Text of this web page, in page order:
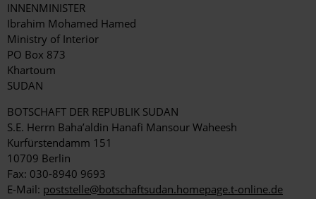
INNENMINISTER
Ibrahim Mohamed Hamed
Ministry of Interior
PO Box 873
Khartoum
SUDAN
BOTSCHAFT DER REPUBLIK SUDAN
S.E. Herrn Baha’aldin Hanafi Mansour Waheesh
Kurfürstendamm 151
10709 Berlin
Fax: 030-8940 9693
E-Mail: poststelle@botschaftsudan.homepage.t-online.de